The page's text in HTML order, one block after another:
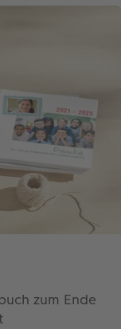
zum Ende